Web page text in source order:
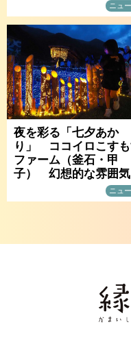
ニュ
夜を彩る「七夕あか
り」 ココイロこす
ファーム（釜石・甲
子） 幻想的な雰囲
ニュ